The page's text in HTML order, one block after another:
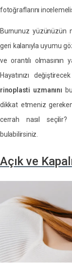
fotoğraflarını
Burnunuz yüzünüzün
geri kalanıyla uyumu
ve orantılı
Hayatınızı
rinoplasti uzmanını
dikkat etmeniz
cerrah nasıl seçilir?
bulabilirsiniz.
Açık ve